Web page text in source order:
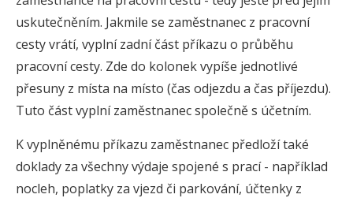
uskutečněním. Jakmile se zaměstnanec z pracovní
cesty vrátí, vyplní zadní část příkazu o průběhu
pracovní cesty. Zde do kolonek vypíše jednotlivé
přesuny z místa na místo (čas odjezdu a čas příjezdu).
Tuto část vyplní zaměstnanec společně s účetním.
K vyplněnému příkazu zaměstnanec předloží také
doklady za všechny výdaje spojené s prací - například
nocleh, poplatky za vjezd či parkování, účtenky z